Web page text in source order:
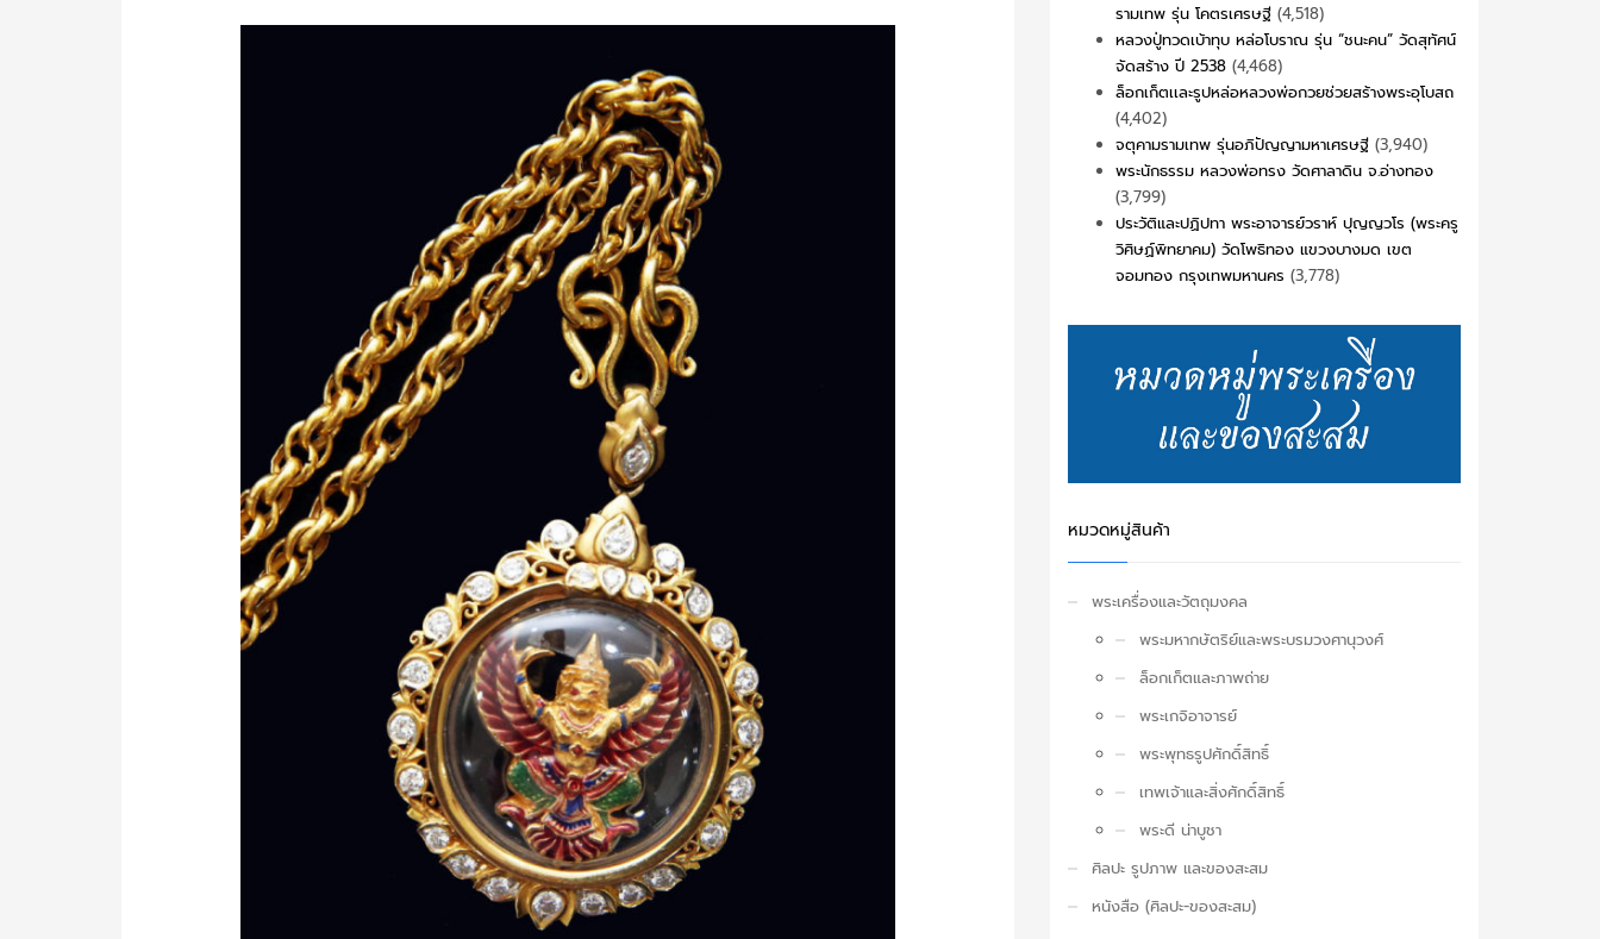
รามเทพ รุ่น โคตรเศรษฐี (4,518)
หลวงปู่ทวดเบ้าทุบ หล่อโบราณ รุ่น “ชนะคน” วัดสุทัศน์
จัดสร้าง ปี 2538 (4,468)
ล็อกเก็ตเเละรูปหล่อหลวงพ่อกวยช่วยสร้างพระอุโบสถ
(4,402)
จตุคามรามเทพ รุ่นอภิปัญญามหาเศรษฐี (3,940)
พระนักธรรม หลวงพ่อทรง วัดศาลาดิน จ.อ่างทอง
(3,799)
ประวัติและปฏิปทา พระอาจารย์วราห์ ปุญญวโร (พระครู
วิศิษฏ์พิทยาคม) วัดโพธิทอง แขวงบางมด เขต
จอมทอง กรุงเทพมหานคร (3,778)
หมวดหมู่สินค้า
พระเครื่องและวัตถุมงคล
พระมหากษัตริย์และพระบรมวงศานุวงศ์
ล็อกเก็ตและภาพถ่าย
พระเกจิอาจารย์
พระพุทธรูปศักดิ์สิทธิ์
เทพเจ้าและสิ่งศักดิ์สิทธิ์
พระดี น่าบูชา
ศิลปะ รูปภาพ และของสะสม
หนังสือ (ศิลปะ-ของสะสม)